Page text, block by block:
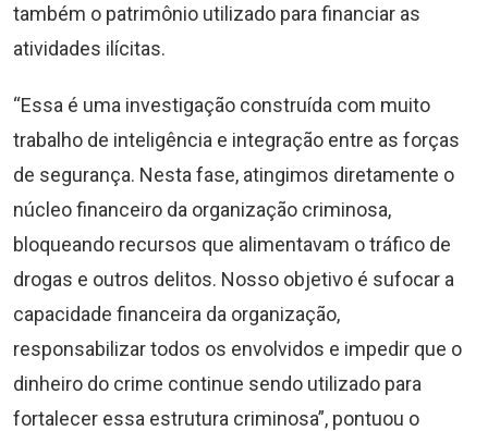
também o patrimônio utilizado para financiar as
atividades ilícitas.
“Essa é uma investigação construída com muito
trabalho de inteligência e integração entre as forças
de segurança. Nesta fase, atingimos diretamente o
núcleo financeiro da organização criminosa,
bloqueando recursos que alimentavam o tráfico de
drogas e outros delitos. Nosso objetivo é sufocar a
capacidade financeira da organização,
responsabilizar todos os envolvidos e impedir que o
dinheiro do crime continue sendo utilizado para
fortalecer essa estrutura criminosa”, pontuou o